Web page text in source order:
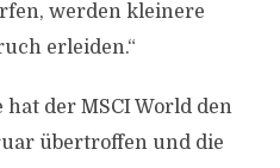
werden kleinere
erleiden.“
hat der MSCI World den
übertroffen und die